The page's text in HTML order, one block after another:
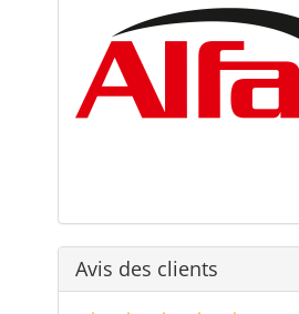
Avis des clients